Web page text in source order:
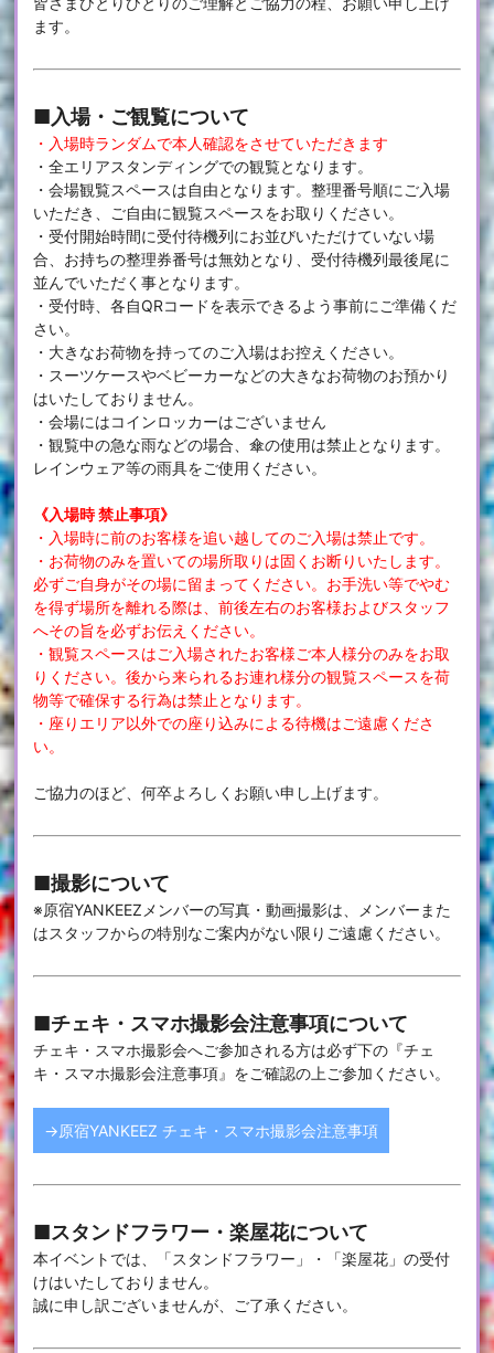
ます。
■入場・ご観覧について
・入場時ランダムで本人確認をさせていただきます
・全エリアスタンディングでの観覧となります。
・会場観覧スペースは自由となります。整理番号順にご入場
いただき、ご自由に観覧スペースをお取りください。
・受付開始時間に受付待機列にお並びいただけていない場
合、お持ちの整理券番号は無効となり、受付待機列最後尾に
並んでいただく事となります。
・受付時、各自QRコードを表示できるよう事前にご準備くだ
さい。
・大きなお荷物を持ってのご入場はお控えください。
・スーツケースやベビーカーなどの大きなお荷物のお預かり
はいたしておりません。
・会場にはコインロッカーはございません
・観覧中の急な雨などの場合、傘の使用は禁止となります。
レインウェア等の雨具をご使用ください。
《入場時 禁止事項》
・入場時に前のお客様を追い越してのご入場は禁止です。
・お荷物のみを置いての場所取りは固くお断りいたします。
必ずご自身がその場に留まってください。お手洗い等でやむ
を得ず場所を離れる際は、前後左右のお客様およびスタッフ
へその旨を必ずお伝えください。
・観覧スペースはご入場されたお客様ご本人様分のみをお取
りください。後から来られるお連れ様分の観覧スペースを荷
物等で確保する行為は禁止となります。
・座りエリア以外での座り込みによる待機はご遠慮くださ
い。
ご協力のほど、何卒よろしくお願い申し上げます。
■撮影について
※原宿YANKEEZメンバーの写真・動画撮影は、メンバーまた
はスタッフからの特別なご案内がない限りご遠慮ください。
■チェキ・スマホ撮影会注意事項について
チェキ・スマホ撮影会へご参加される方は必ず下の『チェ
キ・スマホ撮影会注意事項』をご確認の上ご参加ください。
→原宿YANKEEZ チェキ・スマホ撮影会注意事項
■スタンドフラワー・楽屋花について
本イベントでは、「スタンドフラワー」・「楽屋花」の受付
けはいたしておりません。
誠に申し訳ございませんが、ご了承ください。